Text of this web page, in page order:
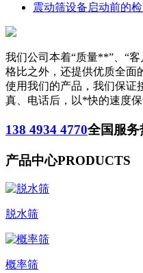
震动筛设备启动前的
我们公司本着“质量**”、“
格比之外，还提供优质全面
使用我们的产品，我们保证
真、电话后，以*快的速度保
138 4934 4770全国服务
产品中心PRODUCTS
脱水筛
概率筛